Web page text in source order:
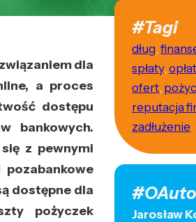
dla
a proces
dostępu
bankowych.
z pewnymi
dostępne dla
pożyczek
#Tagi
dług,
spłaty,
ofert,
reputacja
zadłużenie
Jarosław